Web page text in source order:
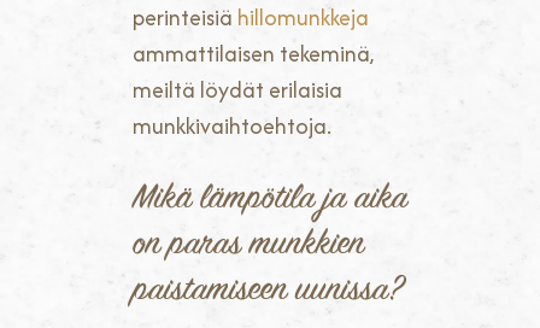
perinteisiä hillomunkkeja
ammattilaisen tekeminä,
meiltä löydät erilaisia
munkkivaihtoehtoja.
Mikä lämpötila ja aika
on paras munkkien
paistamiseen uunissa?